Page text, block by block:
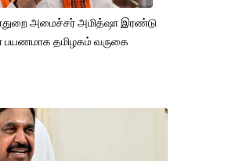
அமைச்சர் அமித்ஷா இரண்டு
பயணமாக தமிழகம் வருகை